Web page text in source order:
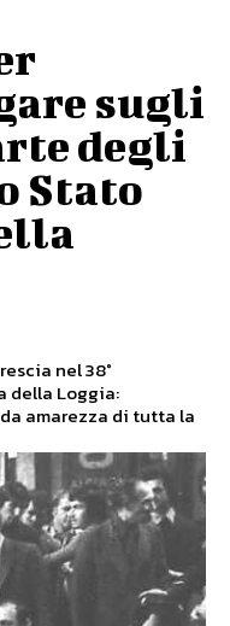
sugli
degli
Stato
nel 38°
della Loggia:
amarezza di tutta la